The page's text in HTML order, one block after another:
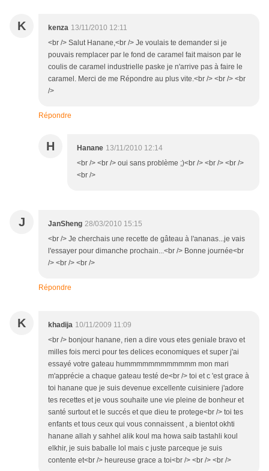
K kenza 13/11/2010 12:11
<br /> Salut Hanane,<br /> Je voulais te demander si je
pouvais remplacer par le fond de caramel fait maison par le
coulis de caramel industrielle paske je n'arrive pas à faire le
caramel. Merci de me Répondre au plus vite.<br /> <br /> <br
/>
Répondre
H Hanane 13/11/2010 12:14
<br /> <br /> oui sans problème ;)<br /> <br /> <br />
<br />
J JanSheng 28/03/2010 15:15
<br /> Je cherchais une recette de gâteau à l'ananas...je vais
l'essayer pour dimanche prochain...<br /> Bonne journée<br
/> <br /> <br />
Répondre
K khadija 10/11/2009 11:09
<br /> bonjour hanane, rien a dire vous etes geniale bravo et
milles fois merci pour tes delices economiques et super j'ai
essayé votre gateau hummmmmmmmmmmm mon mari
m'apprécie a chaque gateau testé de<br /> toi et c 'est grace à
toi hanane que je suis devenue excellente cuisiniere j'adore
tes recettes et je vous souhaite une vie pleine de bonheur et
santé surtout et le succés et que dieu te protege<br /> toi tes
enfants et tous ceux qui vous connaissent , a bientot okhti
hanane allah y sahhel alik koul ma howa saib tastahli koul
elkhir, je suis baballe lol mais c juste parceque je suis
contente et<br /> heureuse grace a toi<br /> <br /> <br />